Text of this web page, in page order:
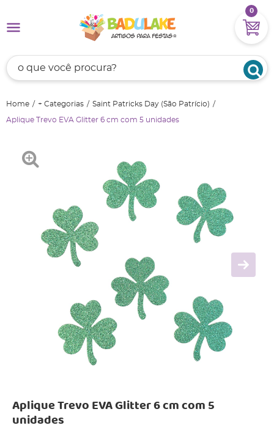
0
Home + Categorias Saint Patricks Day (São Patrício)
Aplique Trevo EVA Glitter 6 cm com 5 unidades
Aplique Trevo EVA Glitter 6 cm com 5
unidades